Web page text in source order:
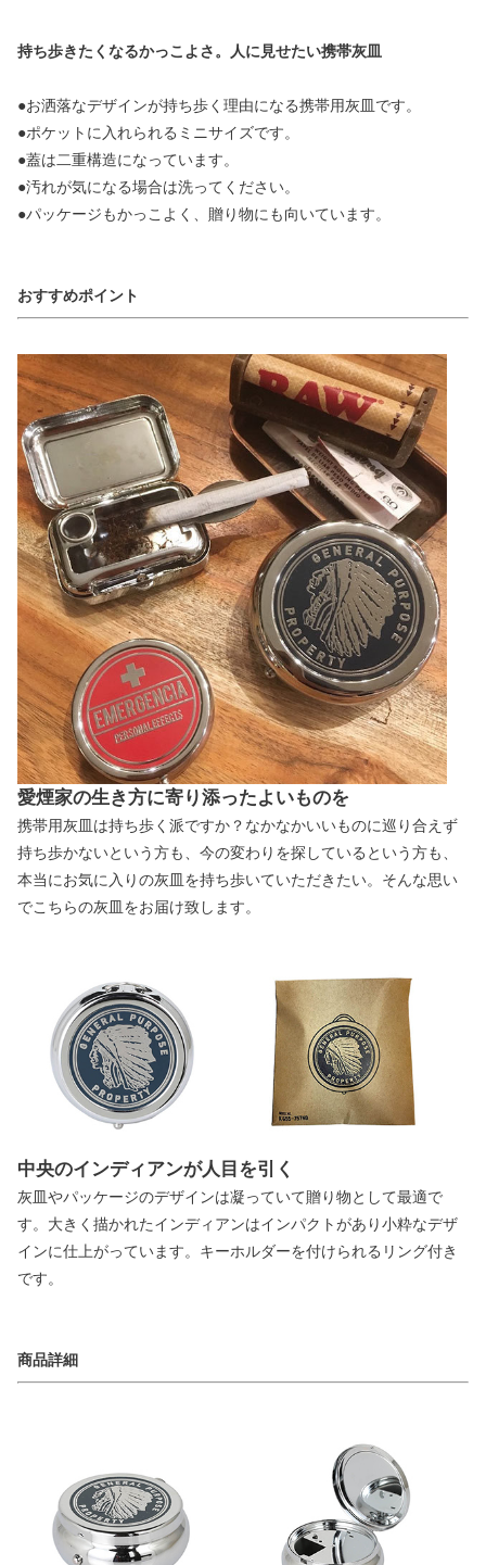
持ち歩きたくなるかっこよさ。人に見せたい携帯灰皿
●お洒落なデザインが持ち歩く理由になる携帯用灰皿です。
●ポケットに入れられるミニサイズです。
●蓋は二重構造になっています。
●汚れが気になる場合は洗ってください。
●パッケージもかっこよく、贈り物にも向いています。
おすすめポイント
愛煙家の生き方に寄り添ったよいものを
携帯用灰皿は持ち歩く派ですか？なかなかいいものに巡り合えず
持ち歩かないという方も、今の変わりを探しているという方も、
本当にお気に入りの灰皿を持ち歩いていただきたい。そんな思い
でこちらの灰皿をお届け致します。
中央のインディアンが人目を引く
灰皿やパッケージのデザインは凝っていて贈り物として最適で
す。大きく描かれたインディアンはインパクトがあり小粋なデザ
インに仕上がっています。キーホルダーを付けられるリング付き
です。
商品詳細